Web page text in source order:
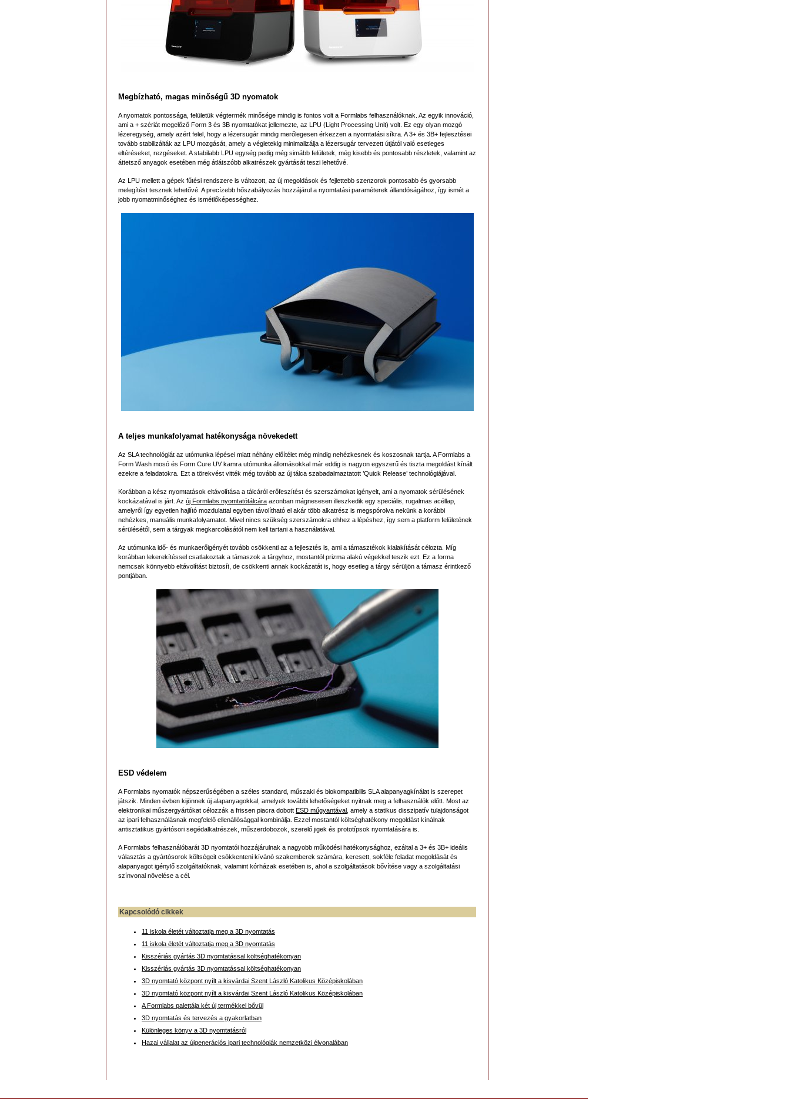
Megbízható, magas minőségű 3D nyomatok
A nyomatok pontossága, felületük végtermék minősége mindig is fontos volt a Formlabs felhasználóknak. Az egyik innováció,
ami a + szériát megelőző Form 3 és 3B nyomtatókat jellemezte, az LPU (Light Processing Unit) volt. Ez egy olyan mozgó
lézeregység, amely azért felel, hogy a lézersugár mindig merőlegesen érkezzen a nyomtatási síkra. A 3+ és 3B+ fejlesztései
tovább stabilizálták az LPU mozgását, amely a végletekig minimalizálja a lézersugár tervezett útjától való esetleges
eltéréseket, rezgéseket. A stabilabb LPU egység pedig még simább felületek, még kisebb és pontosabb részletek, valamint az
áttetsző anyagok esetében még átlátszóbb alkatrészek gyártását teszi lehetővé.
Az LPU mellett a gépek fűtési rendszere is változott, az új megoldások és fejlettebb szenzorok pontosabb és gyorsabb
melegítést tesznek lehetővé. A precízebb hőszabályozás hozzájárul a nyomtatási paraméterek állandóságához, így ismét a
jobb nyomatminőséghez és ismétlőképességhez.
A teljes munkafolyamat hatékonysága növekedett
Az SLA technológiát az utómunka lépései miatt néhány előítélet még mindig nehézkesnek és koszosnak tartja. A Formlabs a
Form Wash mosó és Form Cure UV kamra utómunka állomásokkal már eddig is nagyon egyszerű és tiszta megoldást kínált
ezekre a feladatokra. Ezt a törekvést vitték még tovább az új tálca szabadalmaztatott ’Quick Release’ technológiájával.
Korábban a kész nyomtatások eltávolítása a tálcáról erőfeszítést és szerszámokat igényelt, ami a nyomatok sérülésének
kockázatával is járt. Az új Formlabs nyomtatótálcára azonban mágnesesen illeszkedik egy speciális, rugalmas acéllap,
amelyről így egyetlen hajlító mozdulattal egyben távolítható el akár több alkatrész is megspórolva nekünk a korábbi
nehézkes, manuális munkafolyamatot. Mivel nincs szükség szerszámokra ehhez a lépéshez, így sem a platform felületének
sérülésétől, sem a tárgyak megkarcolásától nem kell tartani a használatával.
Az utómunka idő- és munkaerőigényét tovább csökkenti az a fejlesztés is, ami a támasztékok kialakítását célozta. Míg
korábban lekerekítéssel csatlakoztak a támaszok a tárgyhoz, mostantól prizma alakú végekkel teszik ezt. Ez a forma
nemcsak könnyebb eltávolítást biztosít, de csökkenti annak kockázatát is, hogy esetleg a tárgy sérüljön a támasz érintkező
pontjában.
ESD védelem
A Formlabs nyomatók népszerűségében a széles standard, műszaki és biokompatibilis SLA alapanyagkínálat is szerepet
játszik. Minden évben kijönnek új alapanyagokkal, amelyek további lehetőségeket nyitnak meg a felhasználók előtt. Most az
elektronikai műszergyártókat célozzák a frissen piacra dobott ESD műgyantával , amely a statikus disszipatív tulajdonságot
az ipari felhasználásnak megfelelő ellenállósággal kombinálja. Ezzel mostantól költséghatékony megoldást kínálnak
antisztatikus gyártósori segédalkatrészek, műszerdobozok, szerelő jigek és prototípsok nyomtatására is.
A Formlabs felhasználóbarát 3D nyomtatói hozzájárulnak a nagyobb működési hatékonysághoz, ezáltal a 3+ és 3B+ ideális
választás a gyártósorok költségeit csökkenteni kívánó szakemberek számára, keresett, sokféle feladat megoldását és
alapanyagot igénylő szolgáltatóknak, valamint kórházak esetében is, ahol a szolgáltatások bővítése vagy a szolgáltatási
színvonal növelése a cél.
Kapcsolódó cikkek
11 iskola életét változtatja meg a 3D nyomtatás
11 iskola életét változtatja meg a 3D nyomtatás
Kisszériás gyártás 3D nyomtatással költséghatékonyan
Kisszériás gyártás 3D nyomtatással költséghatékonyan
3D nyomtató központ nyílt a kisvárdai Szent László Katolikus Középiskolában
3D nyomtató központ nyílt a kisvárdai Szent László Katolikus Középiskolában
A Formlabs palettája két új termékkel bővül
3D nyomtatás és tervezés a gyakorlatban
Különleges könyv a 3D nyomtatásról
Hazai vállalat az újgenerációs ipari technológiák nemzetközi élvonalában